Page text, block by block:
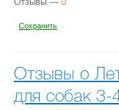
Сохранить
Отзывы о
для собак